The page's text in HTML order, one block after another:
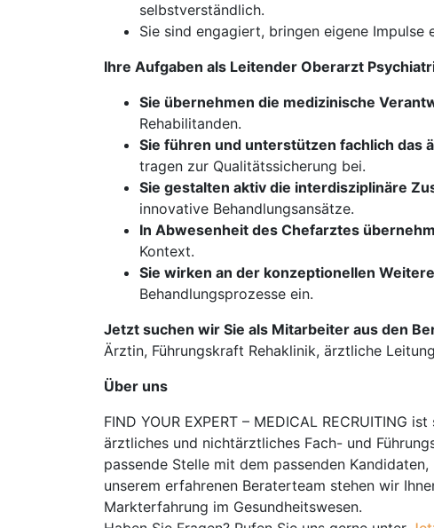
selbstverständlich.
Sie sind engagiert, bringen eigene
Ihre Aufgaben als Leitender Oberarzt
Sie übernehmen die medizinische
Rehabilitanden.
Sie führen und unterstützen fachlich das
tragen zur Qualitätssicherung bei.
Sie gestalten aktiv die interdisziplinäre
innovative Behandlungsansätze.
In Abwesenheit des Chefarztes
Kontext.
Sie wirken an der konzeptionellen
Behandlungsprozesse ein.
Jetzt suchen wir Sie als Mitarbeiter aus den
Ärztin, Führungskraft Rehaklinik, ärztliche
Über uns
FIND YOUR EXPERT – MEDICAL
ärztliches und nichtärztliches Fach- und
passende Stelle mit dem passenden
unserem erfahrenen Beraterteam stehen wir
Markterfahrung im Gesundheitswesen.